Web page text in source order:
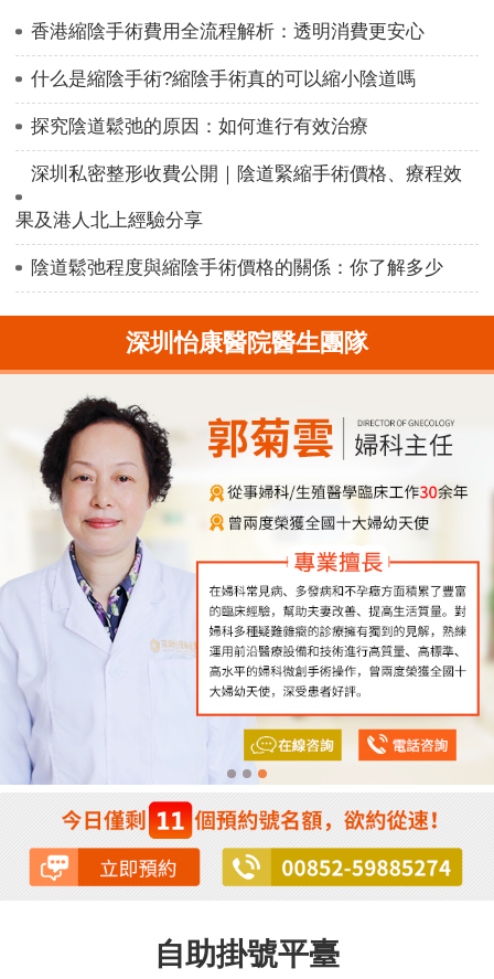
香港縮陰手術費用全流程解析：透明消費更安心
什么是縮陰手術?縮陰手術真的可以縮小陰道嗎
探究陰道鬆弛的原因：如何進行有效治療
深圳私密整形收費公開｜陰道緊縮手術價格、療程效
果及港人北上經驗分享
陰道鬆弛程度與縮陰手術價格的關係：你了解多少
深圳怡康醫院醫生團隊
自助掛號平臺